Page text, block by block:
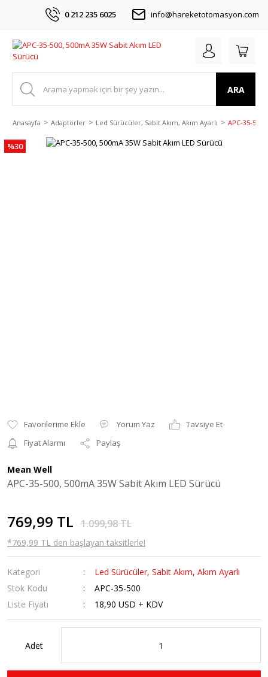
0 212 235 6025 info@hareketotomasyon.com
ARA
Anasayfa Adaptörler Led Sürücüler, Sabit Akım, Akım Ayarlı APC-35-
%30
Yorum Yaz
Tavsiye Et
Fiyat Alarmı
Paylaş
Mean Well
APC-35-500, 500mA 35W Sabit Akım LED Sürücü
769,99 TL 1.099,98 TL
*769,99 TL den başlayan taksitlerle!
Kategori
Led Sürücüler, Sabit Akım, Akım Ayarlı
Stok Kodu
APC-35-500
Liste Fiyatı
18,90 USD + KDV
Adet